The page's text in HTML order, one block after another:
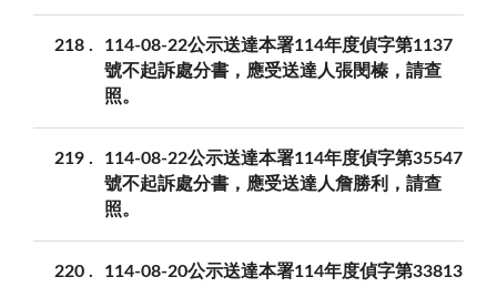
218
114-08-22公示送達本署114年度偵字第1137
號不起訴處分書，應受送達人張閔榛，請查
照。
219
114-08-22公示送達本署114年度偵字第35547
號不起訴處分書，應受送達人詹勝利，請查
照。
220
114-08-20公示送達本署114年度偵字第33813